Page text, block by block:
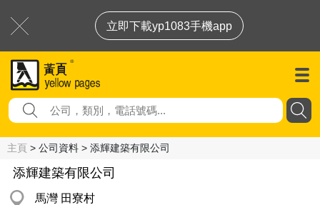
立即下載yp1083手機app
主頁 > 公司資料 > 添輝建築有限公司
添輝建築有限公司
馬灣 田寮村